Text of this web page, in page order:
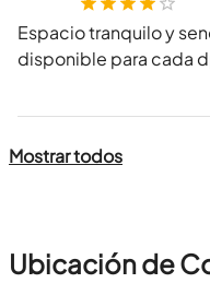
Espacio tranquilo y
disponible para cada
Mostrar todos
Ubicación de